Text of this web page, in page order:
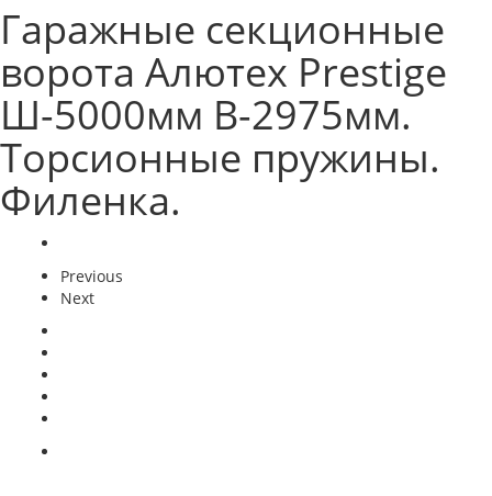
Гаражные секционные
ворота Алютех Prestige
Ш-5000мм В-2975мм.
Торсионные пружины.
Филенка.
Previous
Next